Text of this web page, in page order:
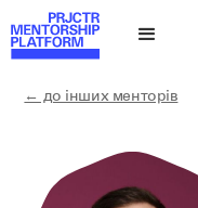
← до інших менторів